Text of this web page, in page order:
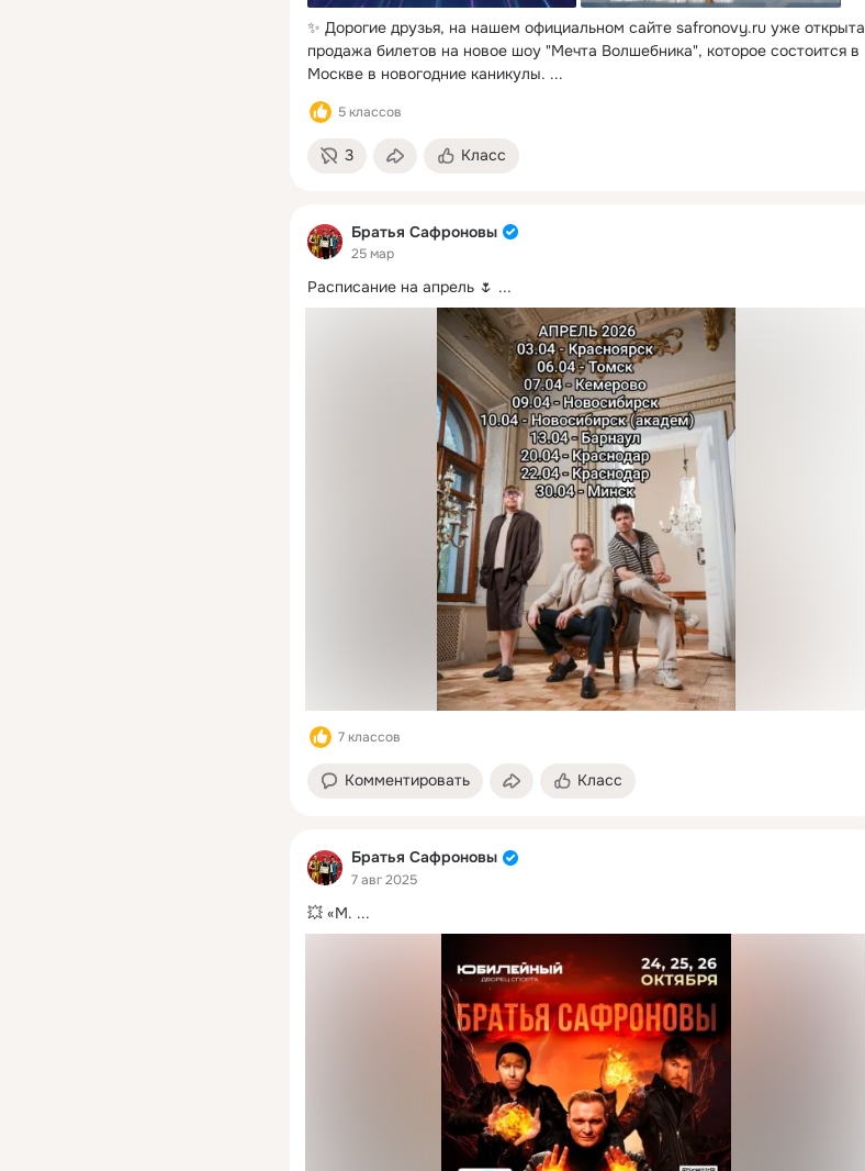
✨ Дорогие друзья, на нашем официальном сайте safronovy.ru уже открыта
продажа билетов на новое шоу "Мечта Волшебника", которое состоится в
Москве в новогодние каникулы. ...
5 классов
3 Класс
Братья Сафроновы
25 мар
Расписание на апрель 🌷 ...
7 классов
Комментировать Класс
Братья Сафроновы
7 авг 2025
💥 «M. ...